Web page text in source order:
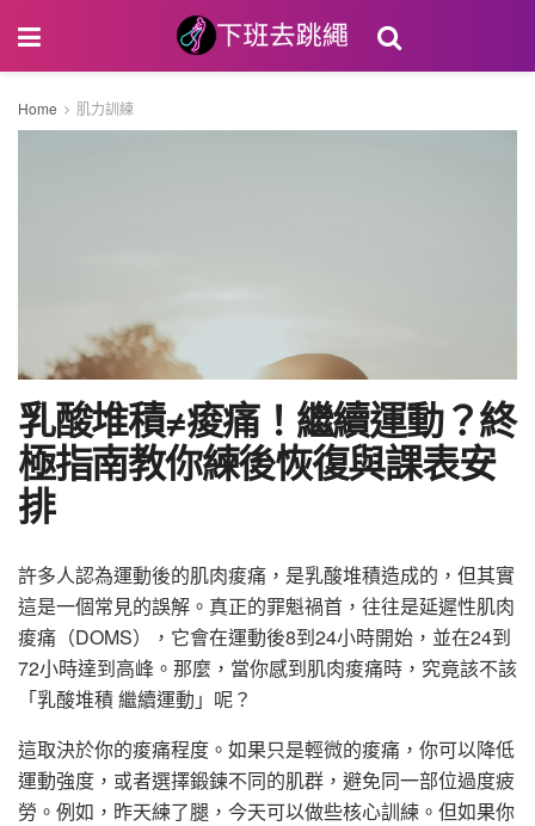
Home 肌力訓練
乳酸堆積≠痠痛！繼續運動？終
極指南教你練後恢復與課表安
排
許多人認為運動後的肌肉痠痛，是乳酸堆積造成的，但其實
這是一個常見的誤解。真正的罪魁禍首，往往是延遲性肌肉
痠痛（DOMS），它會在運動後8到24小時開始，並在24到
72小時達到高峰。那麼，當你感到肌肉痠痛時，究竟該不該
「乳酸堆積 繼續運動」呢？
這取決於你的痠痛程度。如果只是輕微的痠痛，你可以降低
運動強度，或者選擇鍛鍊不同的肌群，避免同一部位過度疲
勞。例如，昨天練了腿，今天可以做些核心訓練。但如果你